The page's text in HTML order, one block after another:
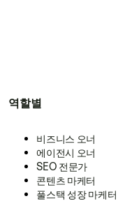
역할별
비즈니스 오너
에이전시 오너
SEO 전문가
콘텐츠 마케터
풀스택 성장 마케터